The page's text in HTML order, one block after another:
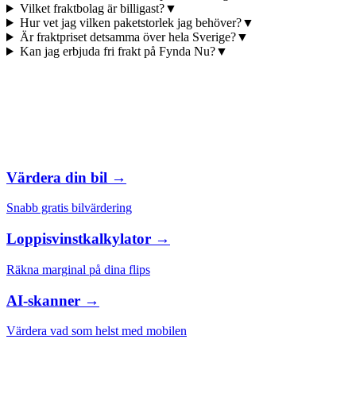
Vilket fraktbolag är billigast?▼
Hur vet jag vilken paketstorlek jag behöver?▼
Är fraktpriset detsamma över hela Sverige?▼
Kan jag erbjuda fri frakt på Fynda Nu?▼
Värdera din bil →
Snabb gratis bilvärdering
Loppisvinstkalkylator →
Räkna marginal på dina flips
AI-skanner →
Värdera vad som helst med mobilen